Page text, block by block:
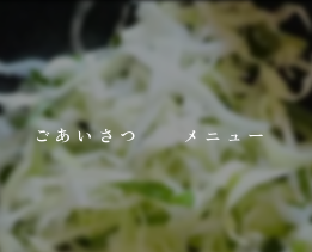
ごあいさつ メニュー
ランチ